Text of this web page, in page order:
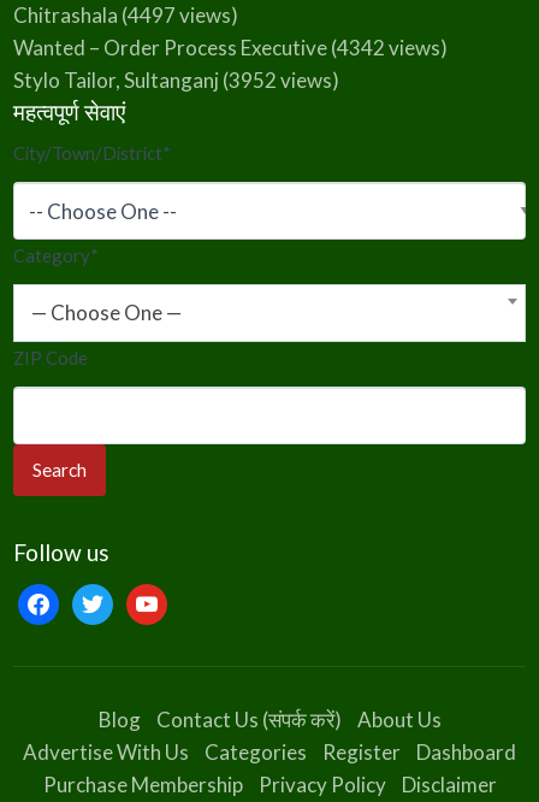
Chitrashala (4497 views)
Wanted – Order Process Executive(4342 views)
Stylo Tailor, Sultanganj (3952 views)
महत्वपूर्ण सेवाएं
City/Town/District*
Category*
— Choose One —
ZIP Code
Follow us
facebooktwitteryoutube
Blog Contact Us (संपर्क करें)
About Us
Advertise With Us
Categories Register
Dashboard
Purchase Membership
Privacy Policy Disclaimer